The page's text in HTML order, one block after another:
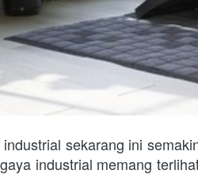
sekarang ini
industrial memang